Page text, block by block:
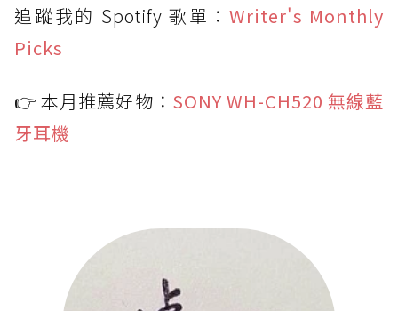
追蹤我的 Spotify 歌單：Writer's Monthly
Picks
👉 本月推薦好物： SONY WH-CH520 無線藍
牙耳機